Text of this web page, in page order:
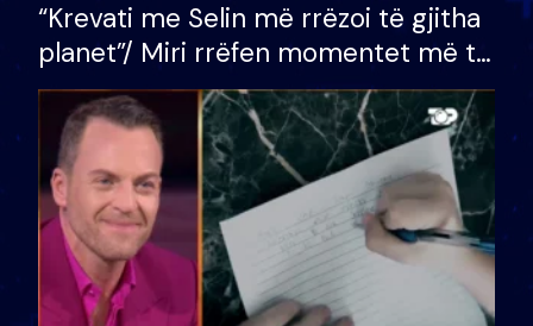
“Krevati me Selin më rrëzoi të gjitha
planet”/ Miri rrëfen momentet më të
bukura në shtëpinë e BB VIP: Do më
mungojë zilja e mëngjesit kur…